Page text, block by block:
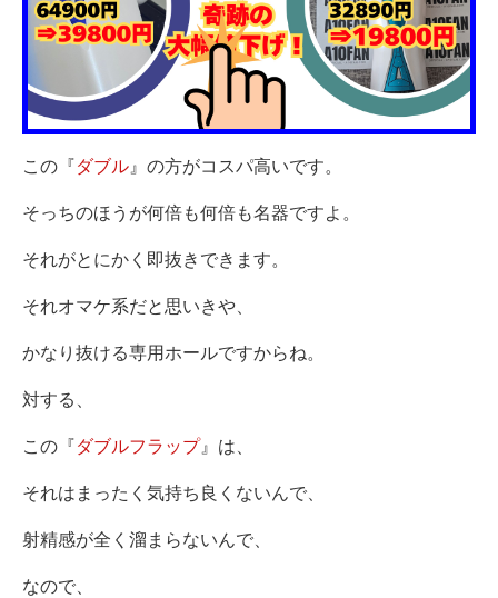
この『ダブル 』の方がコスパ高いです。
そっちのほうが何倍も何倍も名器ですよ。
それがとにかく即抜きできます。
それオマケ系だと思いきや、
かなり抜ける専用ホールですからね。
対する、
この『ダブルフラップ』は、
それはまったく気持ち良くないんで、
射精感が全く溜まらないんで、
なので、